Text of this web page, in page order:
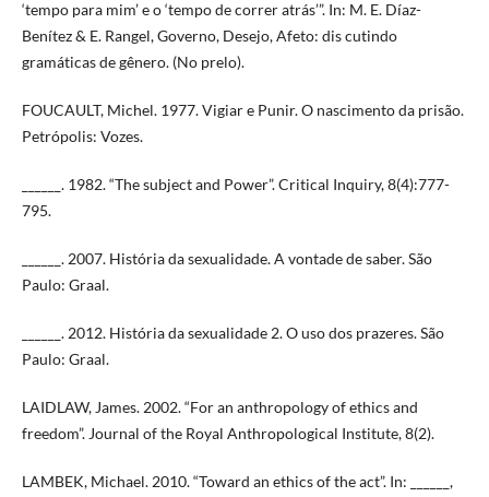
‘tempo para mim’ e o ‘tempo de correr atrás’”. In: M. E. Díaz-
Benítez & E. Rangel, Governo, Desejo, Afeto: dis cutindo
gramáticas de gênero. (No prelo).
FOUCAULT, Michel. 1977. Vigiar e Punir. O nascimento da prisão.
Petrópolis: Vozes.
______. 1982. “The subject and Power”. Critical Inquiry, 8(4):777-
795.
______. 2007. História da sexualidade. A vontade de saber. São
Paulo: Graal.
______. 2012. História da sexualidade 2. O uso dos prazeres. São
Paulo: Graal.
LAIDLAW, James. 2002. “For an anthropology of ethics and
freedom”. Journal of the Royal Anthropological Institute, 8(2).
LAMBEK, Michael. 2010. “Toward an ethics of the act”. In: ______,